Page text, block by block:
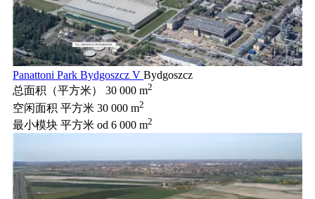
Panattoni Park Bydgoszcz V Bydgoszcz
总面积（平方米）
30 000 m2
空闲面积 平方米 30 000 m2
最小模块 平方米 od 6 000 m2